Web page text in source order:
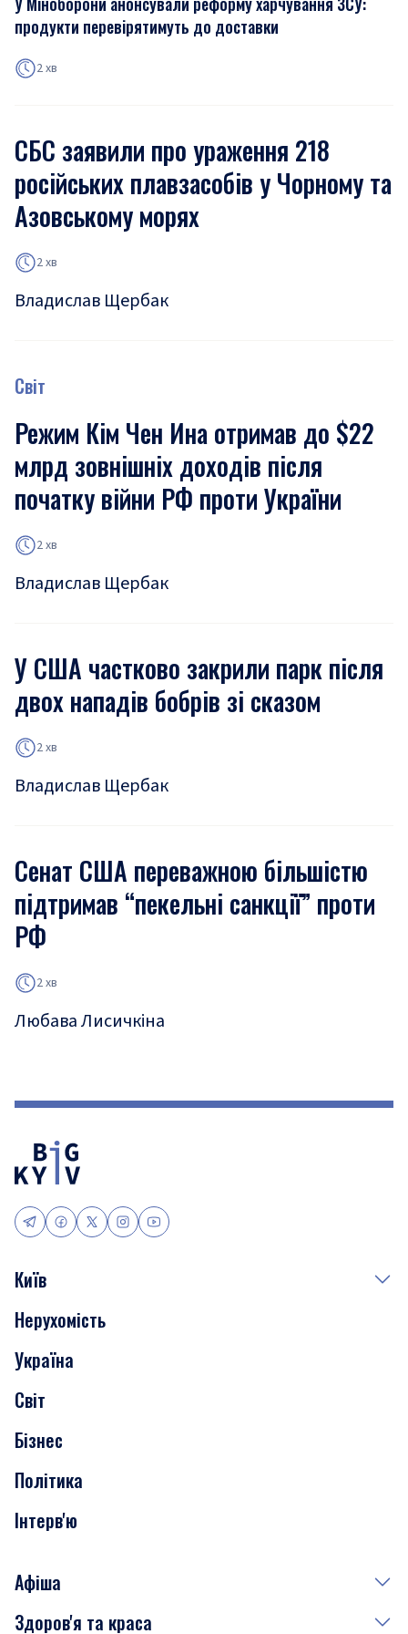
продукти перевірятимуть до доставки
2 хв
СБС заявили про ураження 218
російських плавзасобів у Чорному та
Азовському морях
2 хв
Владислав Щербак
Світ
Режим Кім Чен Ина отримав до $22
млрд зовнішніх доходів після
початку війни РФ проти України
2 хв
Владислав Щербак
У США частково закрили парк після
двох нападів бобрів зі сказом
2 хв
Владислав Щербак
Сенат США переважною більшістю
підтримав “пекельні санкції” проти
РФ
2 хв
Любава Лисичкіна
Київ
Події
Скандали
Нерухомість
Транспорт
Нерухомість
Україна
Світ
Бізнес
Політика
Інтерв'ю
Афіша
Здоров'я та краса